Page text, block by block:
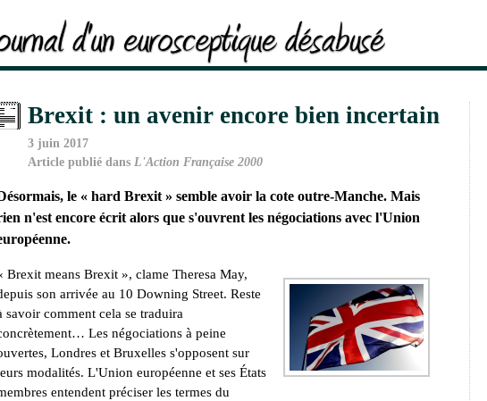
Brexit : un avenir encore bien incertain
3 juin 2017
Article publié dans L'Action Française 2000
le « hard Brexit » semble avoir la cote outre-Manche. Mais
n'est encore écrit alors que s'ouvrent les négociations avec l'Union
Brexit means Brexit », clame Theresa May,
son arrivée au 10 Downing Street. Reste
savoir comment cela se traduira
Les négociations à peine
Londres et Bruxelles s'opposent sur
modalités. L'Union européenne et ses États
entendent préciser les termes du